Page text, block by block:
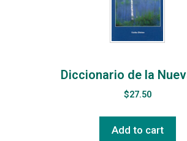
Diccionario de la
$27.50
Add to cart